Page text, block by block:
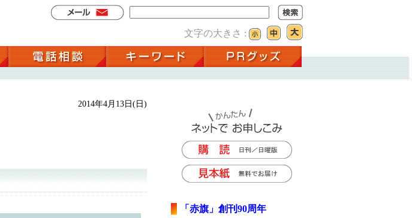
文字の大きさ :
2014年4月13日(日)
「赤旗」創刊90周年